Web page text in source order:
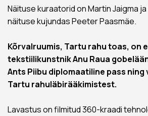
Näituse kuraatorid on Martin Jaigma ja
näituse kujundas Peeter Paasmäe.
Kõrvalruumis, Tartu rahu toas, on
tekstiilikunstnik Anu Raua
Ants Piibu diplomaatiline pass
Tartu rahuläbirääkimistest.
Lavastus on filmitud 360-kraadi